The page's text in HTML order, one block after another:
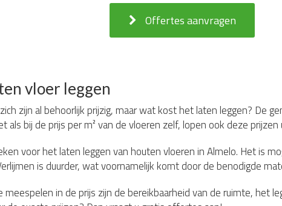
Offertes aanvragen
vloer leggen
zijn al behoorlijk prijzig, maar wat kost het laten leggen? De
als bij de prijs per m² van de vloeren zelf, lopen ook deze prijzen
voor het laten leggen van houten vloeren in Almelo. Het is
is duurder, wat voornamelijk komt door de benodigde
in de prijs zijn de bereikbaarheid van de ruimte, het